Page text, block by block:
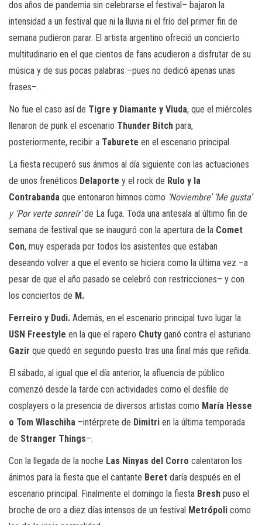
dos años de pandemia sin celebrarse el festival– bajaron la
intensidad a un festival que ni la lluvia ni el frío del primer fin de
semana pudieron parar. El artista argentino ofreció un concierto
multitudinario en el que cientos de fans acudieron a disfrutar de su
música y de sus pocas palabras –pues no dedicó apenas unas
frases–.
No fue el caso así de Tigre y Diamante y Viuda, que el miércoles
llenaron de punk el escenario Thunder Bitch para,
posteriormente, recibir a Taburete en el escenario principal.
La fiesta recuperó sus ánimos al día siguiente con las actuaciones
de unos frenéticos Delaporte y el rock de Rulo y la
Contrabanda que entonaron himnos como ‘Noviembre’ ‘Me gusta’
y ‘Por verte sonreír’de La fuga. Toda una antesala al último fin de
semana de festival que se inauguró con la apertura de la Comet
Con, muy esperada por todos los asistentes que estaban
deseando volver a que el evento se hiciera como la última vez –a
pesar de que el año pasado se celebró con restricciones– y con
los conciertos de M.
Ferreiro y Dudi. Además, en el escenario principal tuvo lugar la
USN Freestyle en la que el rapero Chuty ganó contra el asturiano
Gazir que quedó en segundo puesto tras una final más que reñida.
El sábado, al igual que el día anterior, la afluencia de público
comenzó desde la tarde con actividades como el desfile de
cosplayers o la presencia de diversos artistas como María Hesse
o Tom Wlaschiha –intérprete de Dimitri en la última temporada
de Stranger Things–.
Con la llegada de la noche Las Ninyas del Corro calentaron los
ánimos para la fiesta que el cantante Beret daría después en el
escenario principal. Finalmente el domingo la fiesta Bresh puso el
broche de oro a diez días intensos de un festival Metrópoli como